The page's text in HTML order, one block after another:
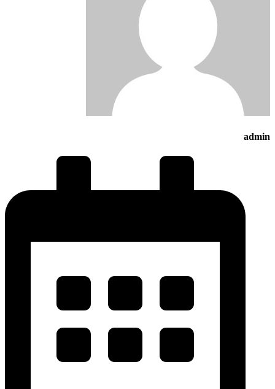
admin